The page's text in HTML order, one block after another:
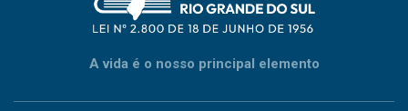
A vida é o nosso principal elemento